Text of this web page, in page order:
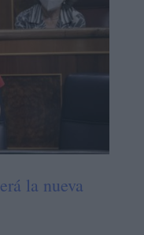
la nueva